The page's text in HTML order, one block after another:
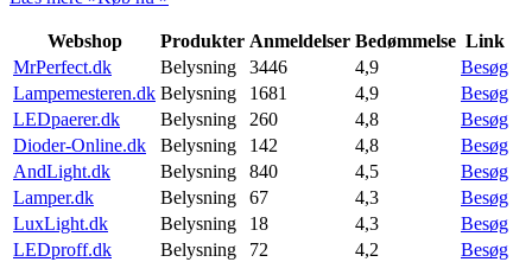
Webshop Produkter Anmeldelser Bedømmelse Link
MrPerfect.dk
Belysning 3446 4,9
Besøg
Lampemesteren.dk Belysning 1681 4,9
Besøg
LEDpaerer.dk
Belysning 260 4,8
Besøg
Dioder-Online.dk
Belysning 142 4,8
Besøg
AndLight.dk
Belysning 840 4,5
Besøg
Lamper.dk
Belysning 67 4,3
Besøg
LuxLight.dk
Belysning 18 4,3
Besøg
LEDproff.dk
Belysning 72 4,2
Besøg